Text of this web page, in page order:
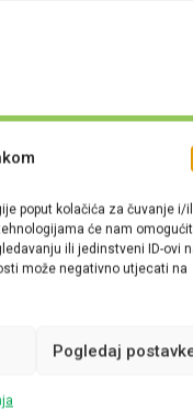
poput kolačića za čuvanje i/
će nam
ili jedinstveni ID-ovi
može negativno utjecati na
Pogledaj